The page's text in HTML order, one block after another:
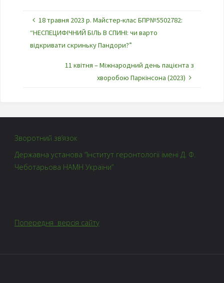
18 травня 2023 р. Майстер-клас БПР№5502782:
“НЕСПЕЦИФІЧНИЙ БІЛЬ В СПИНІ: чи варто
відкривати скриньку Пандори?”
11 квітня – Міжнародний день пацієнта з
хворобою Паркінсона (2023)
Зворотний зв’язок
Державна установа “Інститут геронтології імені Д. Ф.
Чеботарьова НАМН України”
Попередня версія сайту